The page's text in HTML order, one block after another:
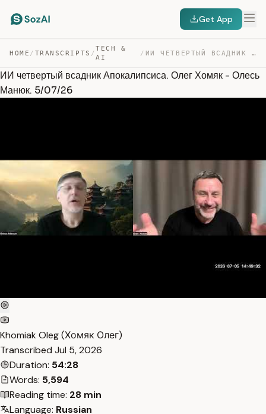
Get App
HOME / TRANSCRIPTS /
TECH &
AI
/ ИИ ЧЕТВЕРТЫЙ ВСАДНИК АПОКАЛИПСИСА. ОЛЕГ ХОМЯК – ОЛЕСЬ … — TRANSCRIPT
ИИ четвертый всадник Апокалипсиса. Олег Хомяк - Олесь
Манюк. 5/07/26
Khomiak Oleg (Хомяк Олег)
Transcribed Jul 5, 2026
Duration: 54:28
Words: 5,594
Reading time: 28 min
Language: Russian